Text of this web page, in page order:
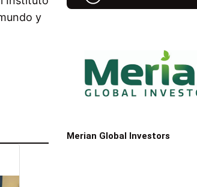
y
Merian Global Investors